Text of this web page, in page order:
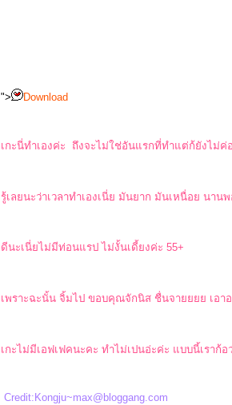
"> Download
เกะนี่ทำเองค่ะ ถึงจะไม่ใช่อันแรกที่ทำแต่ก้ยังไม่
รู้เลยนะว่าเวลาทำเองเนี่ย มันยาก มันเหนื่อย นา
ดีนะเนี่ยไม่มีท่อนแรป ไม่งั้นเดี้ยงค่ะ 55+
เพราะฉะนั้น จิ้มไป ขอบคุณจักนิส ชื่นจายยยย เอา
เกะไม่มีเอฟเฟคนะคะ ทำไม่เปนอ่ะค่ะ แบบนี้เราก้อ
Credit:Kongju~max@bloggang.com